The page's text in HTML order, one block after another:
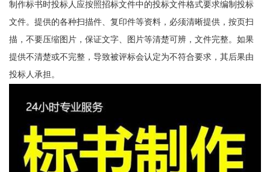
制作标书时投标人应按照招标文件中的投标文件格式要求编制投标
文件。提供的各种扫描件、复印件等资料，必须清晰提供，按页扫
描，不要压缩图片，保证文字、图片等清楚可辨，文件完整。如果
提供不清楚或不完整，导致被评标会认定为不符合要求，其后果由
投标人承担。